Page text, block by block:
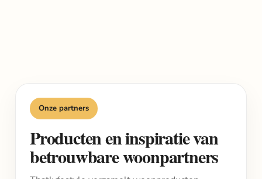
Onze partners
Producten en inspiratie van
betrouwbare woonpartners